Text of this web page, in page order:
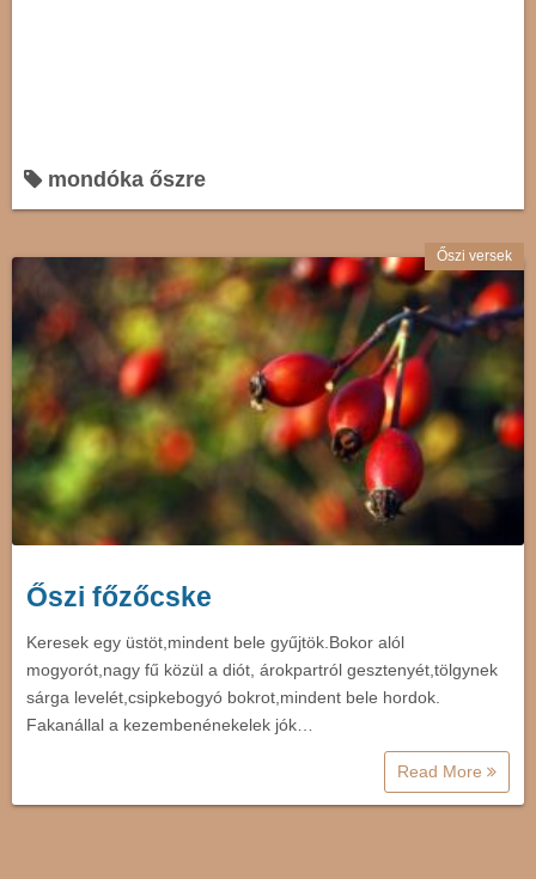
mondóka őszre
Őszi versek
Őszi főzőcske
Keresek egy üstöt,mindent bele gyűjtök.Bokor alól
mogyorót,nagy fű közül a diót, árokpartról gesztenyét,tölgynek
sárga levelét,csipkebogyó bokrot,mindent bele hordok.
Fakanállal a kezembenénekelek jók…
Read More